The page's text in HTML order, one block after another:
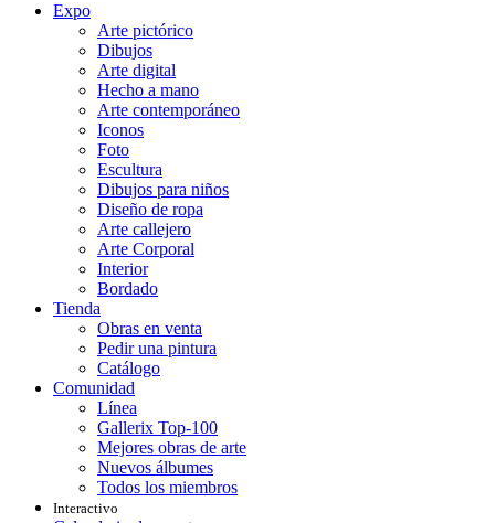
Expo
Arte pictórico
Dibujos
Arte digital
Hecho a mano
Arte contemporáneo
Iconos
Foto
Escultura
Dibujos para niños
Diseño de ropa
Arte callejero
Arte Corporal
Interior
Bordado
Tienda
Obras en venta
Pedir una pintura
Catálogo
Comunidad
Línea
Gallerix Top-100
Mejores obras de arte
Nuevos álbumes
Todos los miembros
Interactivo